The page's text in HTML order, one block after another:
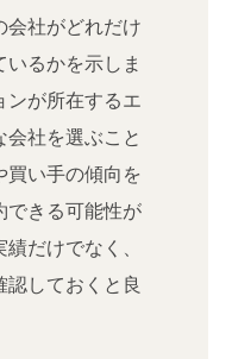
会社がどれだけ
るかを示しま
ンが所在するエ
会社を選ぶこと
買い手の傾向を
できる可能性が
だけでなく、
しておくと良